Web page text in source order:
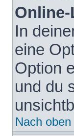
In
eine
Option
und du
Nach oben